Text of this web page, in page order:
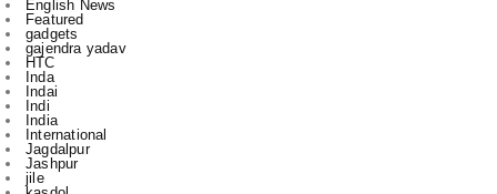
Inda
Indai
Indi
India
International
Jagdalpur
Jashpur
jile
kasdol
Kawardha
l
m
Mahasamund